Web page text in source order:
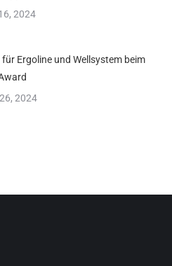
2024
für Ergoline und Wellsystem beim
2024